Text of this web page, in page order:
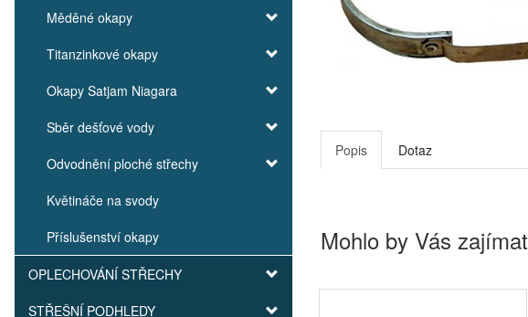
Měděné okapy
Titanzinkové okapy
Okapy Satjam Niagara
Sběr dešťové vody
Odvodnění ploché střechy
Květináče na svody
Příslušenství okapy
OPLECHOVÁNÍ STŘECHY
STŘEŠNÍ PODHLEDY
Popis Dotaz
Mohlo by Vás zajímat